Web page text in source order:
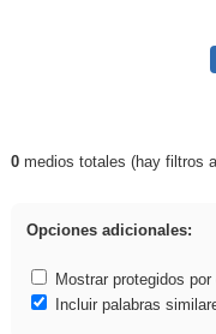
Resultados de:
0medios totales (hay filtros
Opciones adicionales:
Mostrar protegidos
Incluir palabras